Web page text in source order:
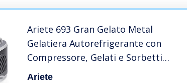
Ariete 693 Gran Gelato Metal
Gelatiera Autorefrigerante con
Compressore, Gelati e Sorbetti
Artigianali, Cestello Removibile 1 L,
Ariete